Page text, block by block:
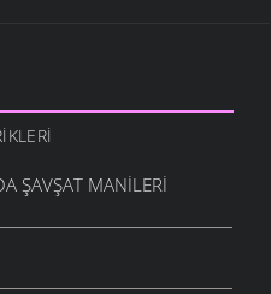
ŞAVŞAT MANILERI